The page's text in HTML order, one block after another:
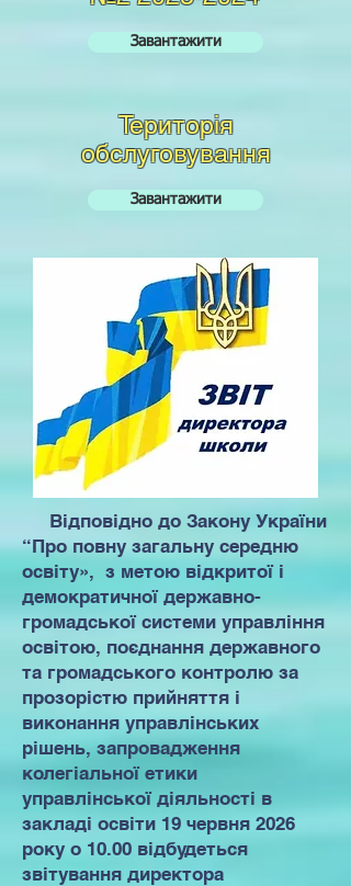
Завантажити
Територія
обслуговування
Завантажити
Відповідно до Закону України
“Про повну загальну середню
освіту», з метою відкритої і
демократичної державно-
громадської системи управління
освітою, поєднання державного
та громадського контролю за
прозорістю прийняття і
виконання управлінських
рішень, запровадження
колегіальної етики
управлінської діяльності в
закладі освіти 19 червня 2026
року о 10.00 відбудеться
звітування директора